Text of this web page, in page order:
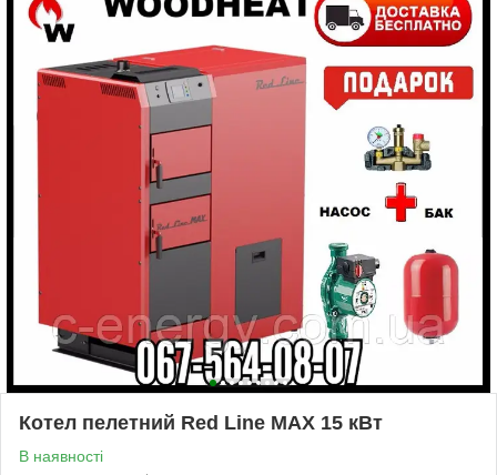
Котел пелетний Red Line MAX 15 кВт
В наявності